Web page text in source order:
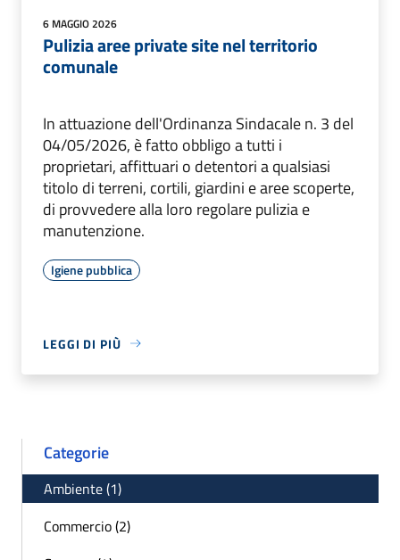
6 MAGGIO 2026
Pulizia aree private site nel territorio
comunale
In attuazione dell'Ordinanza Sindacale n. 3 del
04/05/2026, è fatto obbligo a tutti i
proprietari, affittuari o detentori a qualsiasi
titolo di terreni, cortili, giardini e aree scoperte,
di provvedere alla loro regolare pulizia e
manutenzione.
Igiene pubblica
LEGGI DI PIÙ
Categorie
Ambiente (1)
Commercio (2)